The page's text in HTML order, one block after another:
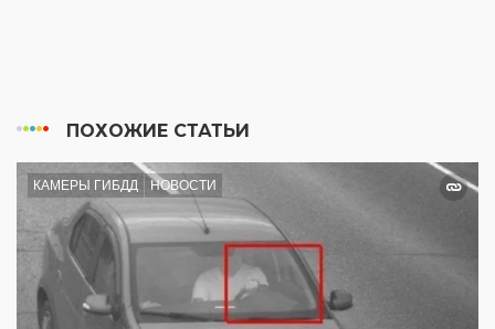
ПОХОЖИЕ СТАТЬИ
КАМЕРЫ ГИБДД НОВОСТИ